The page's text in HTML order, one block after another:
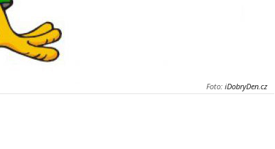
Foto: iDobryDen.cz